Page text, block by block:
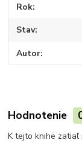
Rok
Stav
Autor
Hodnotenie
K tejto knihe zatiaľ